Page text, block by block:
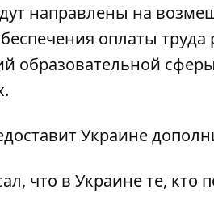
направлены на
оплаты
образовательной
Украине
что в Украине те, кто